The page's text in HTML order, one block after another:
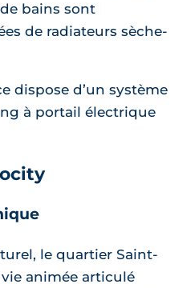
bains sont
de radiateurs sèche-
dispose d’un système
à portail électrique
le quartier Saint-
animée articulé